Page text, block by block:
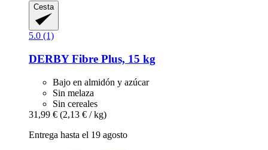
Cesta
5.0 (1)
DERBYFibre Plus, 15 kg
Bajo en almidón y azúcar
Sin melaza
Sin cereales
31,99 € (2,13 € / kg)
Entrega hasta el 19 agosto